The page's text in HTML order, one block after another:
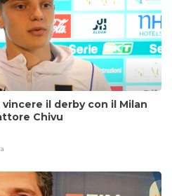
vincere il derby con il Milan
Chivu